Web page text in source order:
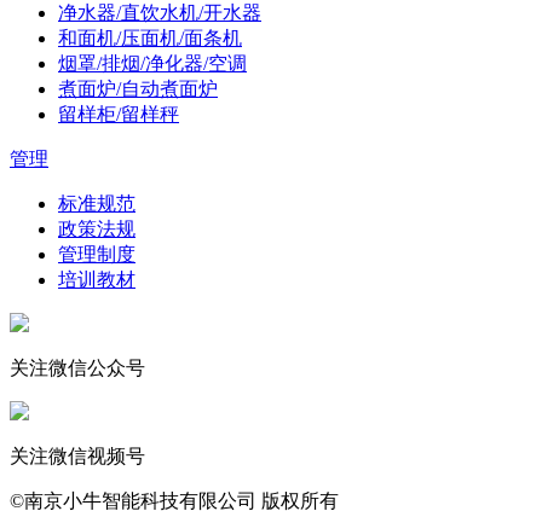
净水器/直饮水机/开水器
和面机/压面机/面条机
烟罩/排烟/净化器/空调
煮面炉/自动煮面炉
留样柜/留样秤
管理
标准规范
政策法规
管理制度
培训教材
关注微信公众号
关注微信视频号
©南京小牛智能科技有限公司 版权所有